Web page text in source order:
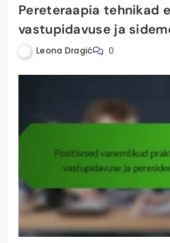
Pereteraapia tehnikad
vastupidavuse ja
peredes
Leona Dragić 0